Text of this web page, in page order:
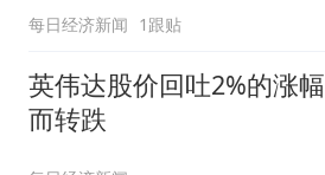
跳水
每日经济新闻 1跟贴
英伟达股价回吐2%的涨幅
而转跌